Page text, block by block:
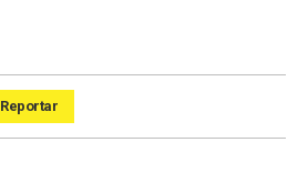
Reportar